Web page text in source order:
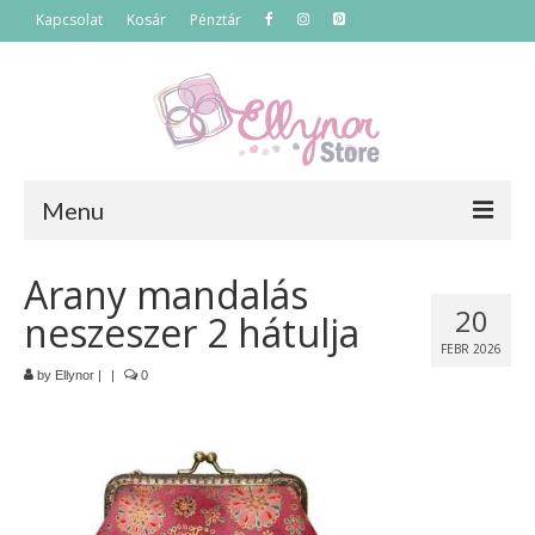
Kapcsolat Kosár Pénztár
Menu
Termékek
Szettek
Táskák
Neszeszerek
20
FEBR 2026
Arany mandalás
neszeszer 2 hátulja
by Ellynor | | 0